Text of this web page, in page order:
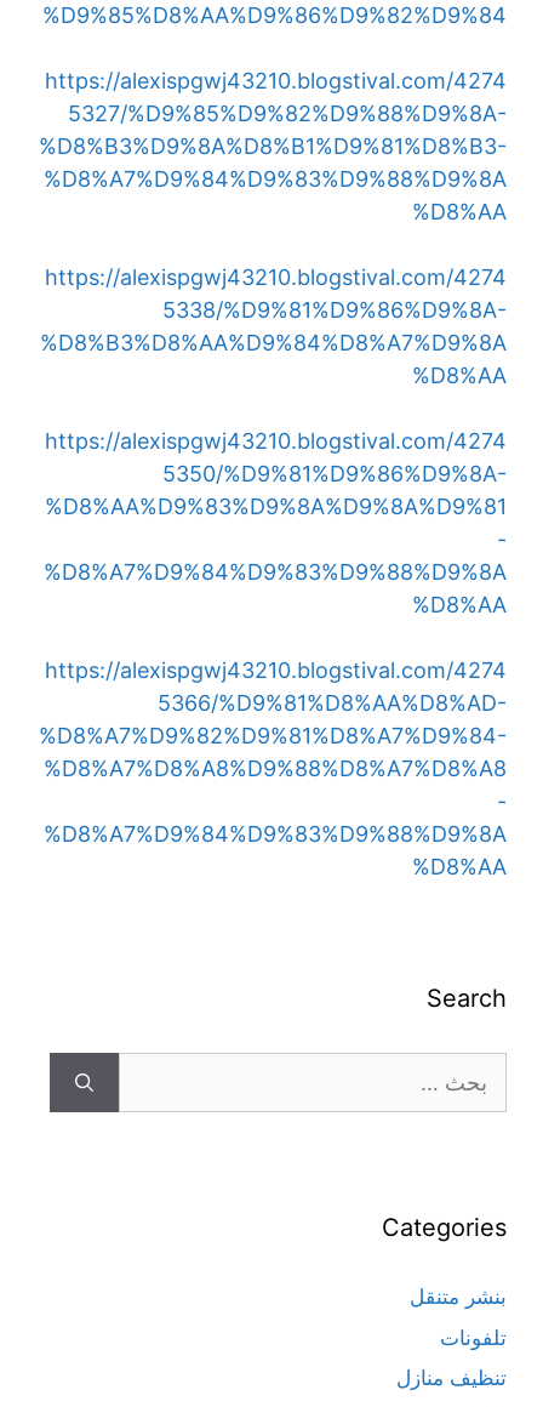
%D9%85%D8%AA%D9%86%D9%82%D9%84
https://alexispgwj43210.blogstival.com/4274
5327/%D9%85%D9%82%D9%88%D9%8A-
%D8%B3%D9%8A%D8%B1%D9%81%D8%B3-
%D8%A7%D9%84%D9%83%D9%88%D9%8A
%D8%AA
https://alexispgwj43210.blogstival.com/4274
5338/%D9%81%D9%86%D9%8A-
%D8%B3%D8%AA%D9%84%D8%A7%D9%8A
%D8%AA
https://alexispgwj43210.blogstival.com/4274
5350/%D9%81%D9%86%D9%8A-
%D8%AA%D9%83%D9%8A%D9%8A%D9%81
-
%D8%A7%D9%84%D9%83%D9%88%D9%8A
%D8%AA
https://alexispgwj43210.blogstival.com/4274
5366/%D9%81%D8%AA%D8%AD-
%D8%A7%D9%82%D9%81%D8%A7%D9%84-
%D8%A7%D8%A8%D9%88%D8%A7%D8%A8
-
%D8%A7%D9%84%D9%83%D9%88%D9%8A
%D8%AA
Search
Categories
بنشر متنقل
تلفونات
تنظيف منازل